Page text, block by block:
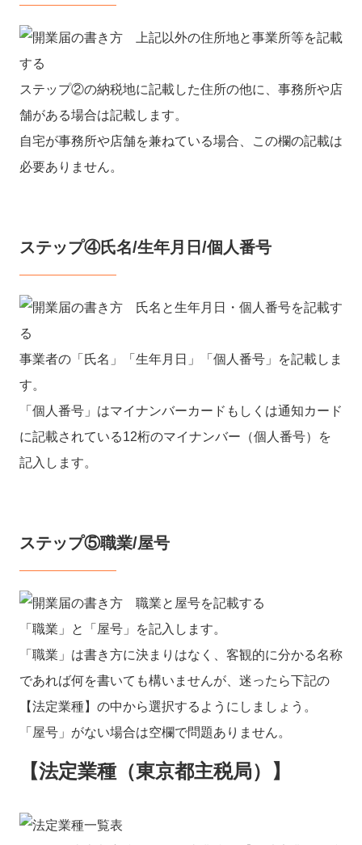
ステップ②の納税地に記載した住所の他に、事務所や店
舗がある場合は記載します。
自宅が事務所や店舗を兼ねている場合、この欄の記載は
必要ありません。
ステップ④氏名/生年月日/個人番号
事業者の「氏名」「生年月日」「個人番号」を記載しま
す。
「個人番号」はマイナンバーカードもしくは通知カード
に記載されている12桁のマイナンバー（個人番号）を
記入します。
ステップ⑤職業/屋号
「職業」と「屋号」を記入します。
「職業」は書き方に決まりはなく、客観的に分かる名称
であれば何を書いても構いませんが、迷ったら下記の
【法定業種】の中から選択するようにしましょう。
「屋号」がない場合は空欄で問題ありません。
【法定業種（東京都主税局）】